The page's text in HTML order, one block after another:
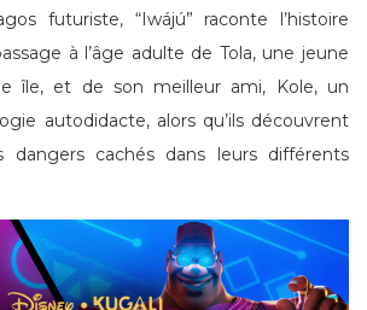
futuriste, “Iwájú” raconte l’histoire
à l’âge adulte de Tola, une jeune
île, et de son meilleur ami, Kole, un
autodidacte, alors qu’ils découvrent
cachés dans leurs différents